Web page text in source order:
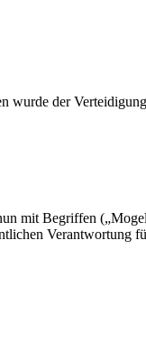
wurde der
mit Begriffen
Verantwortung